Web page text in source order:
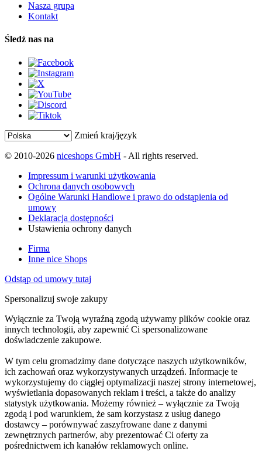
Nasza grupa
Kontakt
Śledź nas na
Zmień kraj/język
© 2010-2026 niceshops GmbH - All rights reserved.
Impressum i warunki użytkowania
Ochrona danych osobowych
Ogólne Warunki Handlowe i prawo do odstąpienia od
umowy
Deklaracja dostępności
Ustawienia ochrony danych
Firma
Inne nice Shops
Odstąp od umowy tutaj
Spersonalizuj swoje zakupy
Wyłącznie za Twoją wyraźną zgodą używamy plików cookie oraz
innych technologii, aby zapewnić Ci spersonalizowane
doświadczenie zakupowe.
W tym celu gromadzimy dane dotyczące naszych użytkowników,
ich zachowań oraz wykorzystywanych urządzeń. Informacje te
wykorzystujemy do ciągłej optymalizacji naszej strony internetowej,
wyświetlania dopasowanych reklam i treści, a także do analizy
statystyk użytkowania. Możemy również – wyłącznie za Twoją
zgodą i pod warunkiem, że sam korzystasz z usług danego
dostawcy – porównywać zaszyfrowane dane z danymi
zewnętrznych partnerów, aby prezentować Ci oferty za
pośrednictwem ich kanałów reklamowych online.